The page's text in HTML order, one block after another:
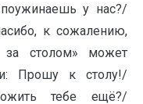
у нас?/
к сожалению,
столом» может
Прошу к столу!/
тебе ещё?/